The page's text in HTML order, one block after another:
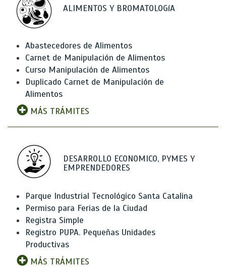
ALIMENTOS Y BROMATOLOGíA
Abastecedores de Alimentos
Carnet de Manipulación de Alimentos
Curso Manipulación de Alimentos
Duplicado Carnet de Manipulación de
Alimentos
MÁS TRÁMITES
DESARROLLO ECONOMICO, PYMES Y
EMPRENDEDORES
Parque Industrial Tecnológico Santa Catalina
Permiso para Ferias de la Ciudad
Registra Simple
Registro PUPA. Pequeñas Unidades
Productivas
MÁS TRÁMITES